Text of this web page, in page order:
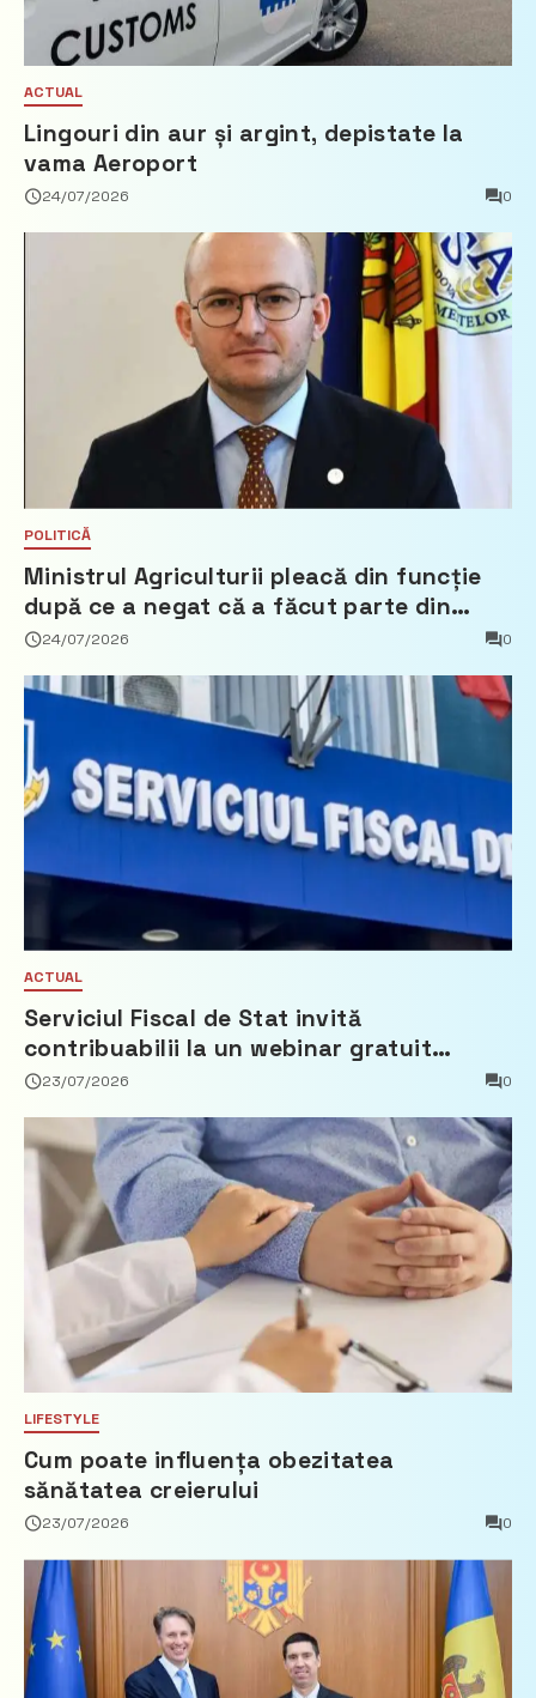
ACTUAL
Lingouri din aur și argint, depistate la
vama Aeroport
24/07/2026 0
POLITICĂ
Ministrul Agriculturii pleacă din funcție
după ce a negat că a făcut parte din
Partidul Democrat
24/07/2026 0
ACTUAL
Serviciul Fiscal de Stat invită
contribuabilii la un webinar gratuit
privind calculul impozitului pe bunurile
23/07/2026 0
LIFESTYLE
Cum poate influența obezitatea
sănătatea creierului
23/07/2026 0